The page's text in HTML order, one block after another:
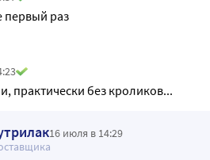
первый раз
практически без кроликов...
16 июля в 14:29